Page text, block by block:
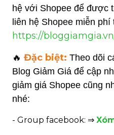
hệ với Shopee để được
liên hệ Shopee miễn phí
https://
🔥 Đặc biệt: Theo dõi
Blog Giảm Giá để cập
giảm giá Shopee cũng
nhé:
- Group facebook: ⇒